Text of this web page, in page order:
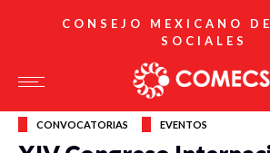
CONSEJO MEXICANO
SOCIALES
CONVOCATORIAS EVENTOS